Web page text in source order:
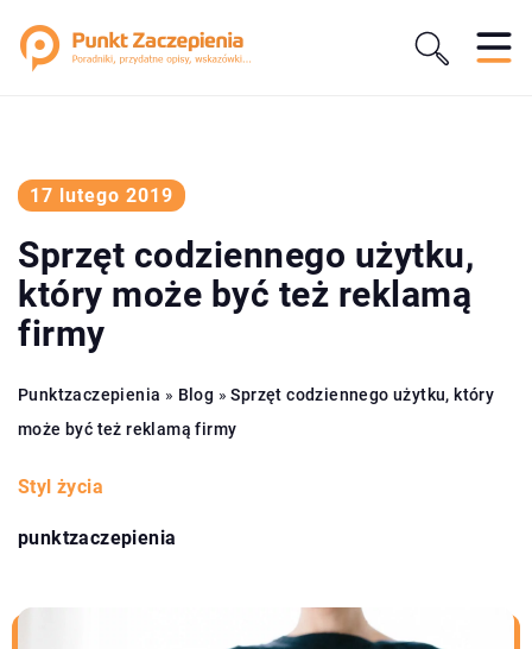
17 lutego 2019
Sprzęt codziennego użytku,
który może być też reklamą
firmy
Punktzaczepienia » Blog »Sprzęt codziennego użytku, który
może być też reklamą firmy
Styl życia
punktzaczepienia